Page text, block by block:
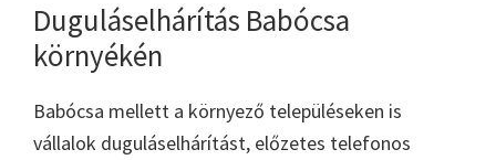
Duguláselhárítás Babócsa
környékén
Babócsa mellett a környező településeken is
vállalok duguláselhárítást, előzetes telefonos